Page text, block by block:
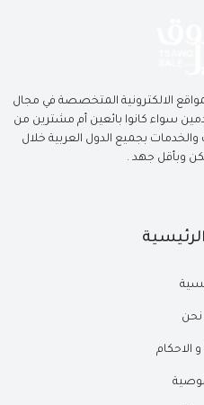
الالكترونية المتخصصة في مجال
سواء كانوا بائعين أم مشترين من
بجميع الدول العربية خلال
وبأقل جهد .
الاحكام